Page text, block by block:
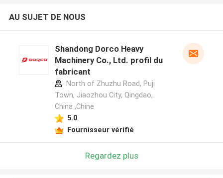
AU SUJET DE NOUS
Shandong Dorco Heavy
Machinery Co., Ltd. profil du
fabricant
North of Zhuzhu Road, Puji
Town, Jiaozhou City, Qingdao,
China ,Chine
5.0
Fournisseur vérifié
Regardez plus